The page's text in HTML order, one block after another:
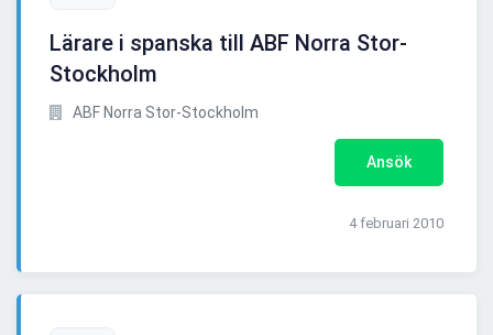
Lärare i spanska till ABF Norra Stor-
Stockholm
ABF Norra Stor-Stockholm
Ansök
4 februari 2010